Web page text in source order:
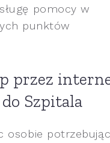
pomocy w
punktów
przez
Szpitala
osobie